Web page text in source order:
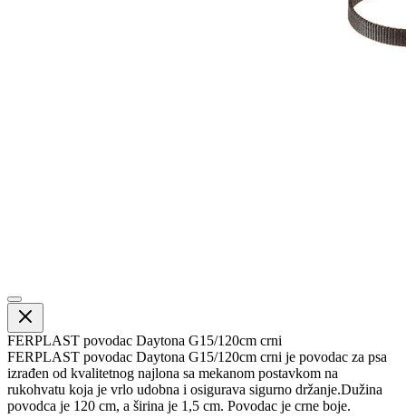
FERPLAST povodac Daytona G15/120cm crni
FERPLAST povodac Daytona G15/120cm crni je povodac za psa
izrađen od kvalitetnog najlona sa mekanom postavkom na
rukohvatu koja je vrlo udobna i osigurava sigurno držanje.Dužina
povodca je 120 cm, a širina je 1,5 cm. Povodac je crne boje.